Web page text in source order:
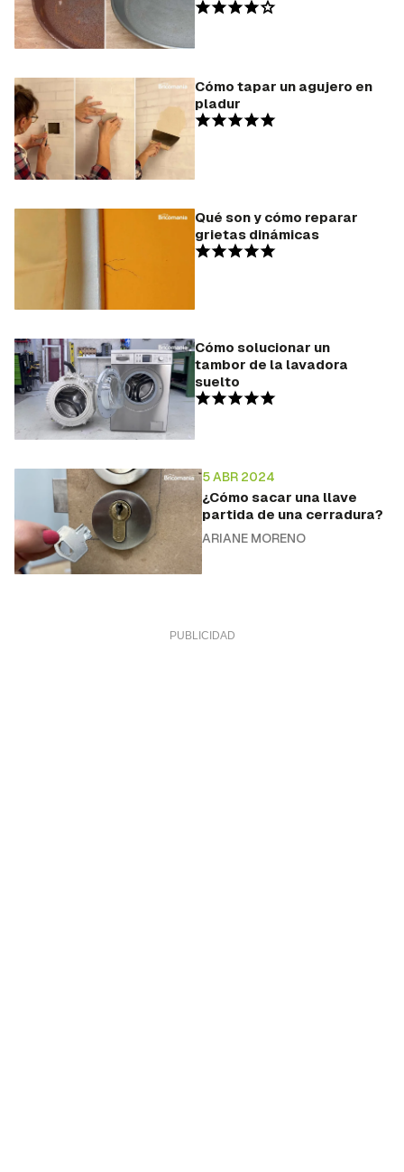
Cómo tapar un agujero en
pladur
Qué son y cómo reparar
grietas dinámicas
Cómo solucionar un
tambor de la lavadora
suelto
5 ABR 2024
¿Cómo sacar una llave
partida de una cerradura?
ARIANE MORENO